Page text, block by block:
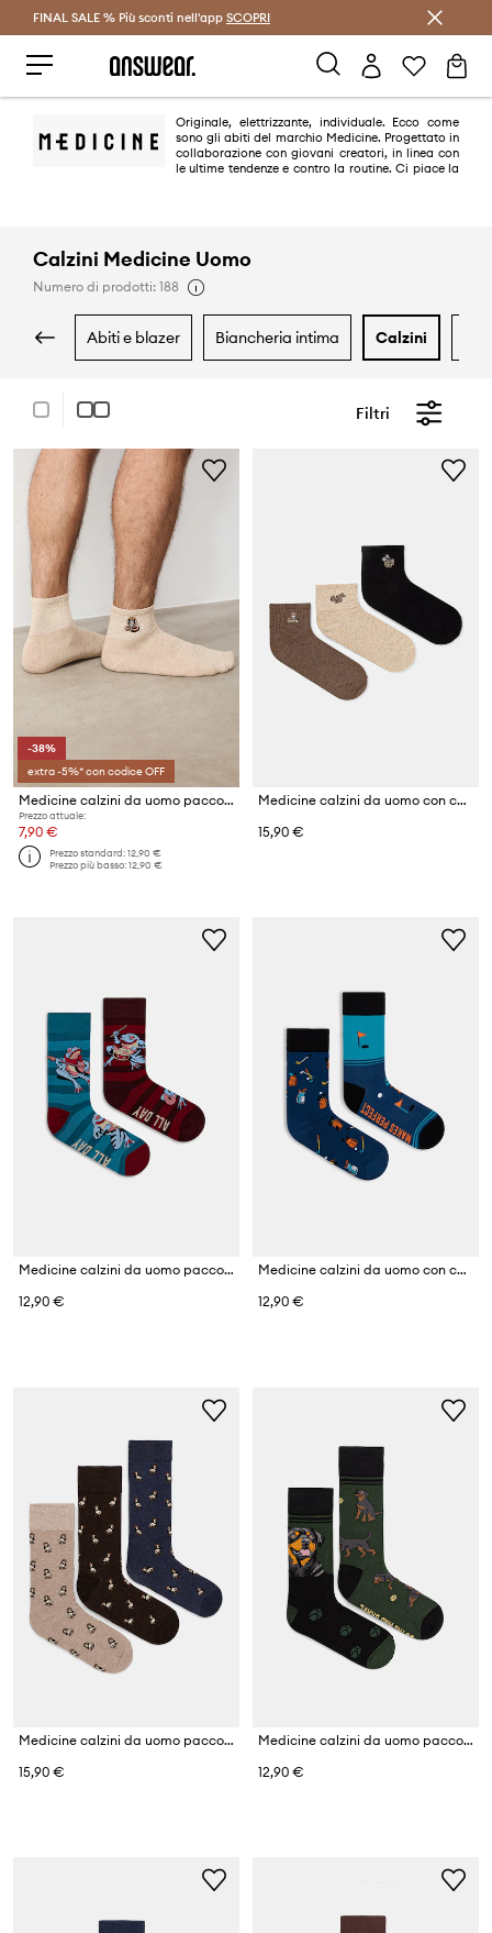
Risparmia con Answear Club >
FINAL SALE % Più sconti nell'app SCOPRI
Originale, elettrizzante, individuale. Ecco come
sono gli abiti del marchio Medicine. Progettato in
collaborazione con giovani creatori, in linea con
le ultime tendenze e contro la routine. Ci piace la
Calzini Medicine Uomo
Numero di prodotti: 188
abiti e blazer biancheria intima calzini
Filtri
-38%
extra -5%* con codice OFF
Medicine calzini da uomo pacco da 3
Prezzo attuale:
7,90 €
Prezzo standard:12,90 €
Prezzo più basso:12,90 €
Medicine calzini da uomo con cotone pacco da 3
15,90 €
Medicine calzini da uomo pacco da 2
12,90 €
Medicine calzini da uomo con cotone pacco da 2
12,90 €
Medicine calzini da uomo pacco da 3
15,90 €
Medicine calzini da uomo pacco da 2
12,90 €